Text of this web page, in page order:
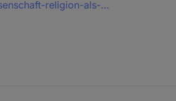
religion-als-…